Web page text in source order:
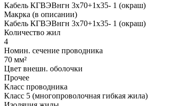
Кабель КГВЭВнгн 3х70+1х35- 1 (окраш)
Макрка (в описании)
Кабель КГВЭВнгн 3х70+1х35- 1 (окраш)
Количество жил
4
Номин. сечение проводника
70 мм²
Цвет внешн. оболочки
Прочее
Класс проводника
Класс 5 (многопроволочная гибкая жила)